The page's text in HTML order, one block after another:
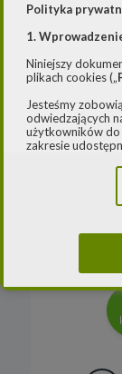
Rynek
Lądowa
Systemy
Jakość
-- Airly
Polityka
1.
Niniejszy
plikach cookies („
Jesteśmy
odwiedzających
użytkowników
zakresie
przepisami, w
Europejskiego i
10 maja 2018
Niniejsza
których
Dąbrowieckiej